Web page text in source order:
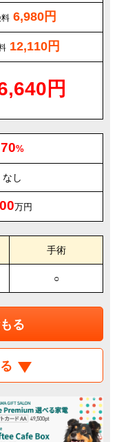
6,980円
12,110円
円
70%
なし
万円
手術
○
る